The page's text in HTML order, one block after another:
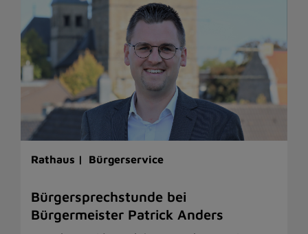
Rathaus | Bürgerservice
Bürgersprechstunde bei
Bürgermeister Patrick Anders